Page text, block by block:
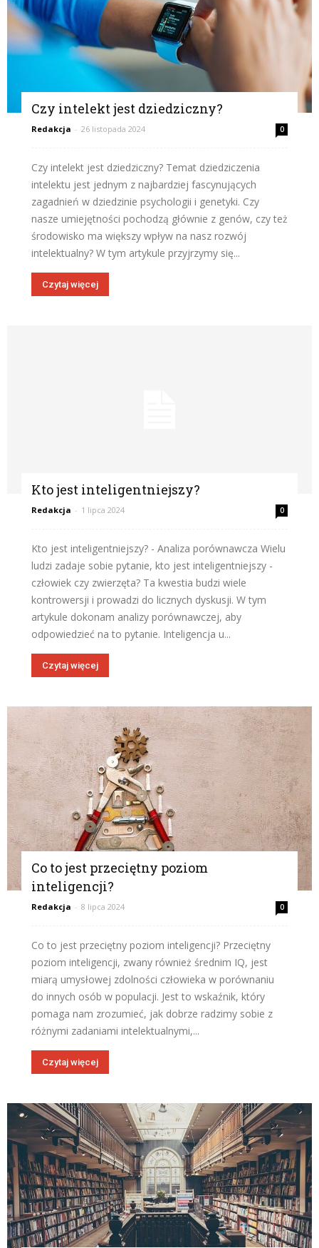
Czy intelekt jest dziedziczny?
Redakcja - 26 listopada 2024 0
Czy intelekt jest dziedziczny? Temat dziedziczenia
intelektu jest jednym z najbardziej fascynujących
zagadnień w dziedzinie psychologii i genetyki. Czy
nasze umiejętności pochodzą głównie z genów, czy też
środowisko ma większy wpływ na nasz rozwój
intelektualny? W tym artykule przyjrzymy się...
Czytaj więcej
Kto jest inteligentniejszy?
Redakcja - 1 lipca 2024 0
Kto jest inteligentniejszy? - Analiza porównawcza Wielu
ludzi zadaje sobie pytanie, kto jest inteligentniejszy -
człowiek czy zwierzęta? Ta kwestia budzi wiele
kontrowersji i prowadzi do licznych dyskusji. W tym
artykule dokonam analizy porównawczej, aby
odpowiedzieć na to pytanie. Inteligencja u...
Czytaj więcej
Co to jest przeciętny poziom
inteligencji?
Redakcja - 8 lipca 2024 0
Co to jest przeciętny poziom inteligencji? Przeciętny
poziom inteligencji, zwany również średnim IQ, jest
miarą umysłowej zdolności człowieka w porównaniu
do innych osób w populacji. Jest to wskaźnik, który
pomaga nam zrozumieć, jak dobrze radzimy sobie z
różnymi zadaniami intelektualnymi,...
Czytaj więcej